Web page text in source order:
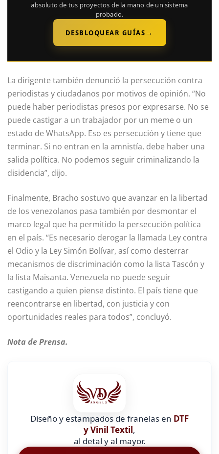
absoluto de tus proyectos de la mano de un sistema
probado.
DESBLOQUEAR GUÍAS →
La dirigente también denunció la persecución contra
periodistas y ciudadanos por motivos de opinión. “No
puede haber periodistas presos por expresarse. No se
puede castigar a un trabajador por un meme o un
estado de WhatsApp. Eso es persecución y tiene que
terminar. Si no entran en la amnistía, debe haber una
salida política. No podemos seguir criminalizando la
disidencia”, dijo.
Finalmente, Bracho sostuvo que avanzar en la libertad
de los venezolanos pasa también por desmontar el
marco legal que ha permitido la persecución política
en el país. “Es necesario derogar la llamada Ley contra
el Odio y la Ley Simón Bolívar, así como desterrar
mecanismos de discriminación como la lista Tascón y
la lista Maisanta. Venezuela no puede seguir
castigando a quien piense distinto. El país tiene que
reencontrarse en libertad, con justicia y con
oportunidades reales para todos”, concluyó.
Nota de Prensa.
Diseño y estampados de franelas en DTF
y Vinil Textil,
al detal y al mayor.